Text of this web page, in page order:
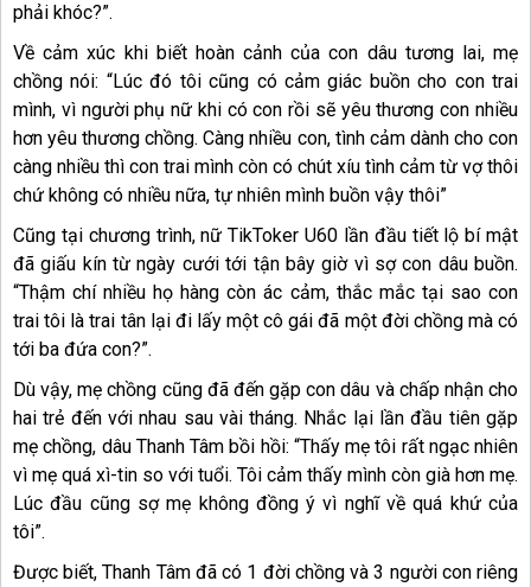
phải khóc?”.
Về cảm xúc khi biết hoàn cảnh của con dâu tương lai, mẹ
chồng nói: “Lúc đó tôi cũng có cảm giác buồn cho con trai
mình, vì người phụ nữ khi có con rồi sẽ yêu thương con nhiều
hơn yêu thương chồng. Càng nhiều con, tình cảm dành cho con
càng nhiều thì con trai mình còn có chút xíu tình cảm từ vợ thôi
chứ không có nhiều nữa, tự nhiên mình buồn vậy thôi”
Cũng tại chương trình, nữ TikToker U60 lần đầu tiết lộ bí mật
đã giấu kín từ ngày cưới tới tận bây giờ vì sợ con dâu buồn.
“Thậm chí nhiều họ hàng còn ác cảm, thắc mắc tại sao con
trai tôi là trai tân lại đi lấy một cô gái đã một đời chồng mà có
tới ba đứa con?”.
Dù vậy, mẹ chồng cũng đã đến gặp con dâu và chấp nhận cho
hai trẻ đến với nhau sau vài tháng. Nhắc lại lần đầu tiên gặp
mẹ chồng, dâu Thanh Tâm bồi hồi: “Thấy mẹ tôi rất ngạc nhiên
vì mẹ quá xì-tin so với tuổi. Tôi cảm thấy mình còn già hơn mẹ.
Lúc đầu cũng sợ mẹ không đồng ý vì nghĩ về quá khứ của
tôi”.
Được biết, Thanh Tâm đã có 1 đời chồng và 3 người con riêng